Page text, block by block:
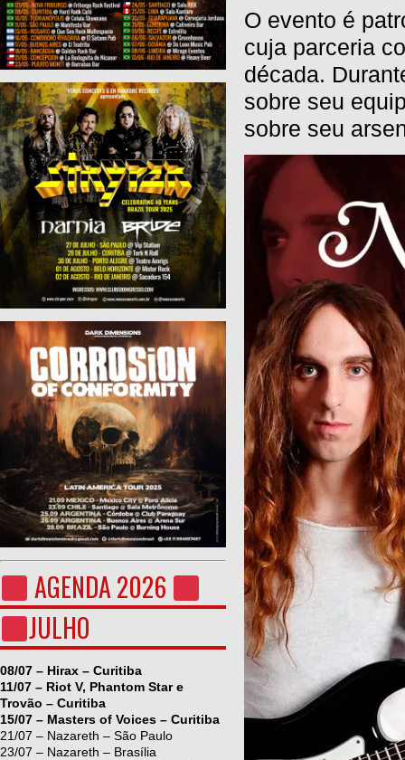
AGENDA 2026
JULHO
08/07 – Hirax – Curitiba
11/07 – Riot V, Phantom Star e
Trovão – Curitiba
15/07 – Masters of Voices – Curitiba
21/07 – Nazareth – São Paulo
23/07 – Nazareth – Brasília
O evento é
cuja parceria
década.
sobre seu
sobre seu